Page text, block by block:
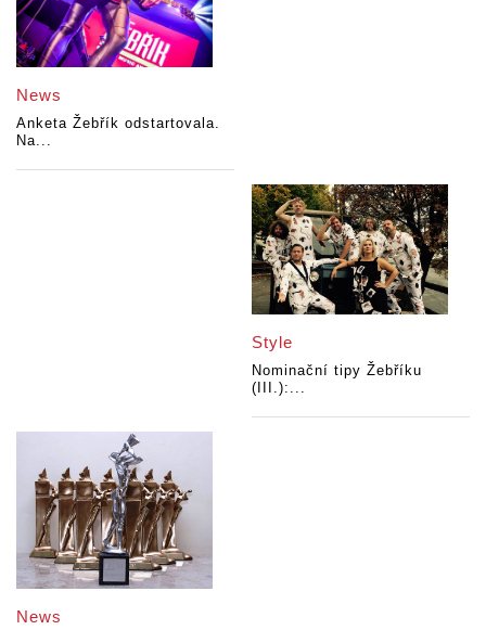
News
Anketa Žebřík odstartovala.
Na...
Style
Nominační tipy Žebříku
(III.):...
News